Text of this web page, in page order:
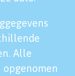
Alle
opgenomen